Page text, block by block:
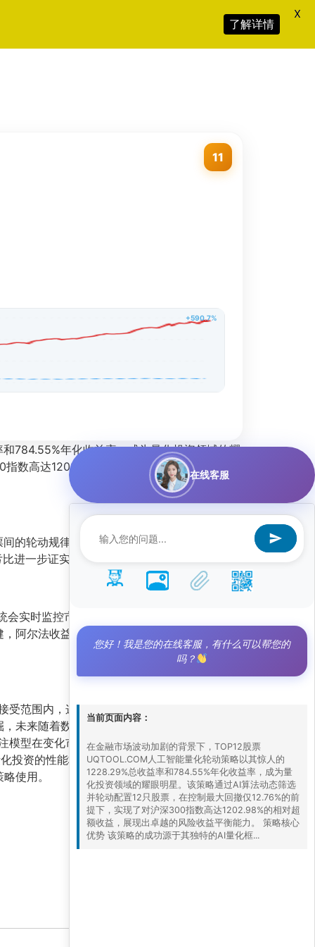
11
+590.7%
784.55%年化收益率，成为量化投资领域的耀
数高达1202.98%的相对超额收益，展现出卓
的轮动规律，并在不同市场阶段自动调整持
进一步证实了其交易信号的可靠性。
会实时监控市场波动率、个股流动性及相关性
阿尔法收益高达781.04%，显著跑赢市场基
范围内，这对风险厌恶型投资者尤为重要。
未来随着数据积累，策略有望进一步优化。
模型在变化市场中的适应能力。
化投资的性能标准。对于寻求高效资产配置的投
使用。
了解详情
X
在线客服
您好！我是您的在线客服，有什么可以帮您的
吗？
当前页面内容：
在金融市场波动加剧的背景下，TOP12股票
UQTOOL.COM人工智能量化轮动策略以其惊人的
1228.29%总收益率和784.55%年化收益率，成为量
化投资领域的耀眼明星。该策略通过AI算法动态筛选
并轮动配置12只股票，在控制最大回撤仅12.76%的前
提下，实现了对沪深300指数高达1202.98%的相对超
额收益，展现出卓越的风险收益平衡能力。 策略核心
优势 该策略的成功源于其独特的AI量化框...